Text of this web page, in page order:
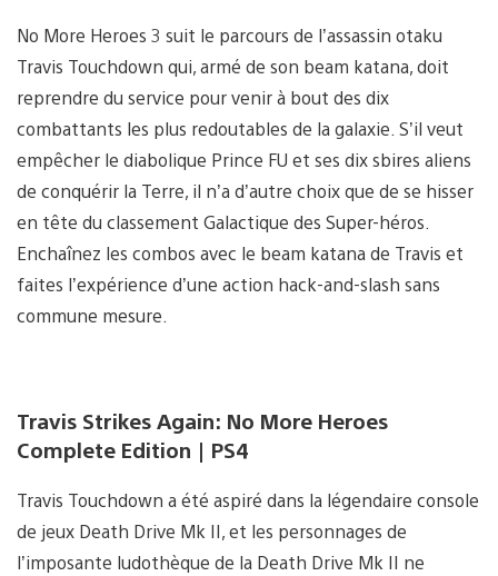
No More Heroes 3 suit le parcours de l’assassin otaku
Travis Touchdown qui, armé de son beam katana, doit
reprendre du service pour venir à bout des dix
combattants les plus redoutables de la galaxie. S’il veut
empêcher le diabolique Prince FU et ses dix sbires aliens
de conquérir la Terre, il n’a d’autre choix que de se hisser
en tête du classement Galactique des Super-héros.
Enchaînez les combos avec le beam katana de Travis et
faites l’expérience d’une action hack-and-slash sans
commune mesure.
Travis Strikes Again: No More Heroes
Complete Edition | PS4
Travis Touchdown a été aspiré dans la légendaire console
de jeux Death Drive Mk II, et les personnages de
l’imposante ludothèque de la Death Drive Mk II ne